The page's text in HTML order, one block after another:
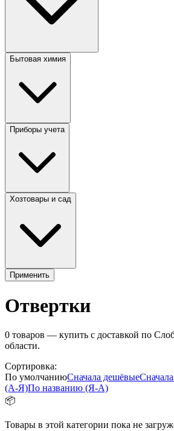
Бытовая химия
Приборы учета
Хозтовары и сад
Применить
Отвертки
0 товаров — купить с доставкой по
области.
Сортировка:
По умолчаниюСначала дешёвые
(А-Я)По названию (Я-А)
📦
Товары в этой категории пока не